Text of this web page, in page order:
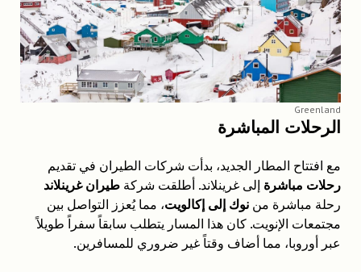
Greenland
الرحلات المباشرة
مع افتتاح المطار الجديد، بدأت شركات الطيران في تقديم
رحلات مباشرة إلى غرينلاند. أطلقت شركة طيران غرينلاند
رحلة مباشرة من نوك إلى إكالويت، مما يُعزز التواصل بين
مجتمعات الإنويت. كان هذا المسار يتطلب سابقاً سفراً طويلاً
عبر أوروبا، مما أضاف وقتاً غير ضروري للمسافرين.